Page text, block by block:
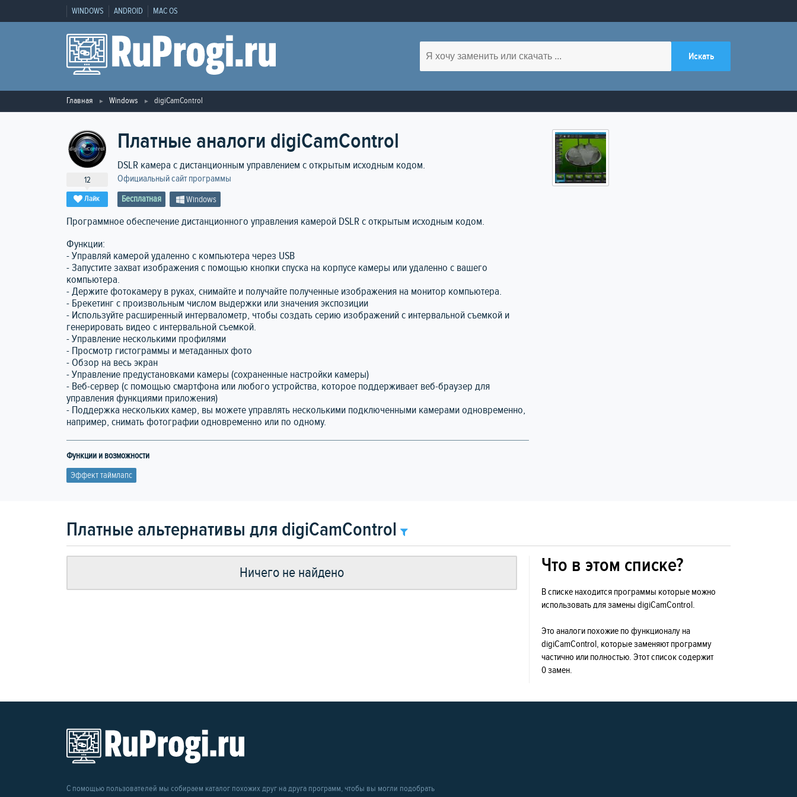
WINDOWS ANDROID MAC OS
Главная Windows digiCamControl
12
Лайк
Платные аналоги digiCamControl
DSLR камера с дистанционным управлением с открытым исходным кодом.
Официальный сайт программы
Бесплатная Windows
Программное обеспечение дистанционного управления камерой DSLR с открытым исходным кодом.
Функции:
- Управляй камерой удаленно с компьютера через USB
- Запустите захват изображения с помощью кнопки спуска на корпусе камеры или удаленно с вашего
компьютера.
- Держите фотокамеру в руках, снимайте и получайте полученные изображения на монитор компьютера.
- Брекетинг с произвольным числом выдержки или значения экспозиции
- Используйте расширенный интервалометр, чтобы создать серию изображений с интервальной съемкой и
генерировать видео с интервальной съемкой.
- Управление несколькими профилями
- Просмотр гистограммы и метаданных фото
- Обзор на весь экран
- Управление предустановками камеры (сохраненные настройки камеры)
- Веб-сервер (с помощью смартфона или любого устройства, которое поддерживает веб-браузер для
управления функциями приложения)
- Поддержка нескольких камер, вы можете управлять несколькими подключенными камерами одновременно,
например, снимать фотографии одновременно или по одному.
Функции и возможности
Эффект таймлапс
Платные альтернативы для digiCamControl
Ничего не найдено Что в этом списке?
В списке находится программы которые можно
использовать для замены digiCamControl.
Это аналоги похожие по функционалу на
digiCamControl, которые заменяют программу
частично или полностью. Этот список содержит
0 замен.
С помощью пользователей мы собираем каталог похожих друг на друга программ, чтобы вы могли подобрать